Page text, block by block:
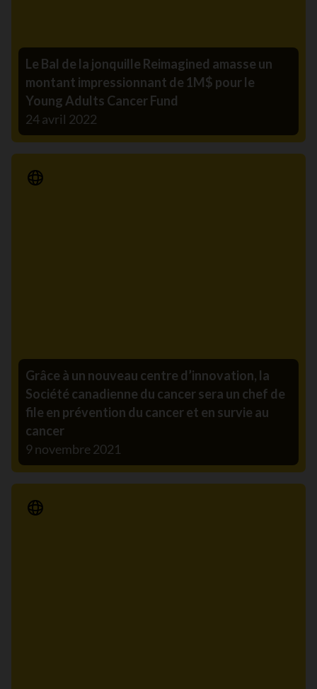
Le Bal de la jonquille Reimagined amasse un
montant impressionnant de 1M$ pour le
Young Adults Cancer Fund
24 avril 2022
Communiqué de presse
Grâce à un nouveau centre d’innovation, la
Société canadienne du cancer sera un chef de
file en prévention du cancer et en survie au
cancer
9 novembre 2021
Communiqué de presse